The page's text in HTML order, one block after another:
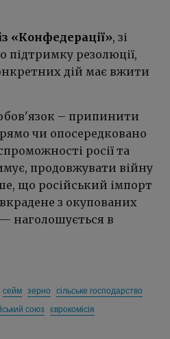
«Конфедерації», зі
підтримку резолюції,
дій має вжити
– припинити
чи опосередковано
росії та
продовжувати війну
що російський імпорт
з окупованих
наголошується в
сейм зерно сільське господарство
союз єврокомісія